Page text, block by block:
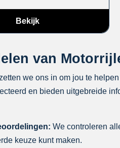
Bekijk
van
we ons in om jou te
en bieden uitgebreide
We controleren
keuze kunt maken.